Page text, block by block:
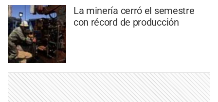
La minería cerró el semestre
con récord de producción